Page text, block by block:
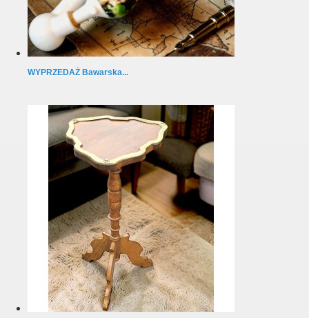
WYPRZEDAŻ Bawarska...